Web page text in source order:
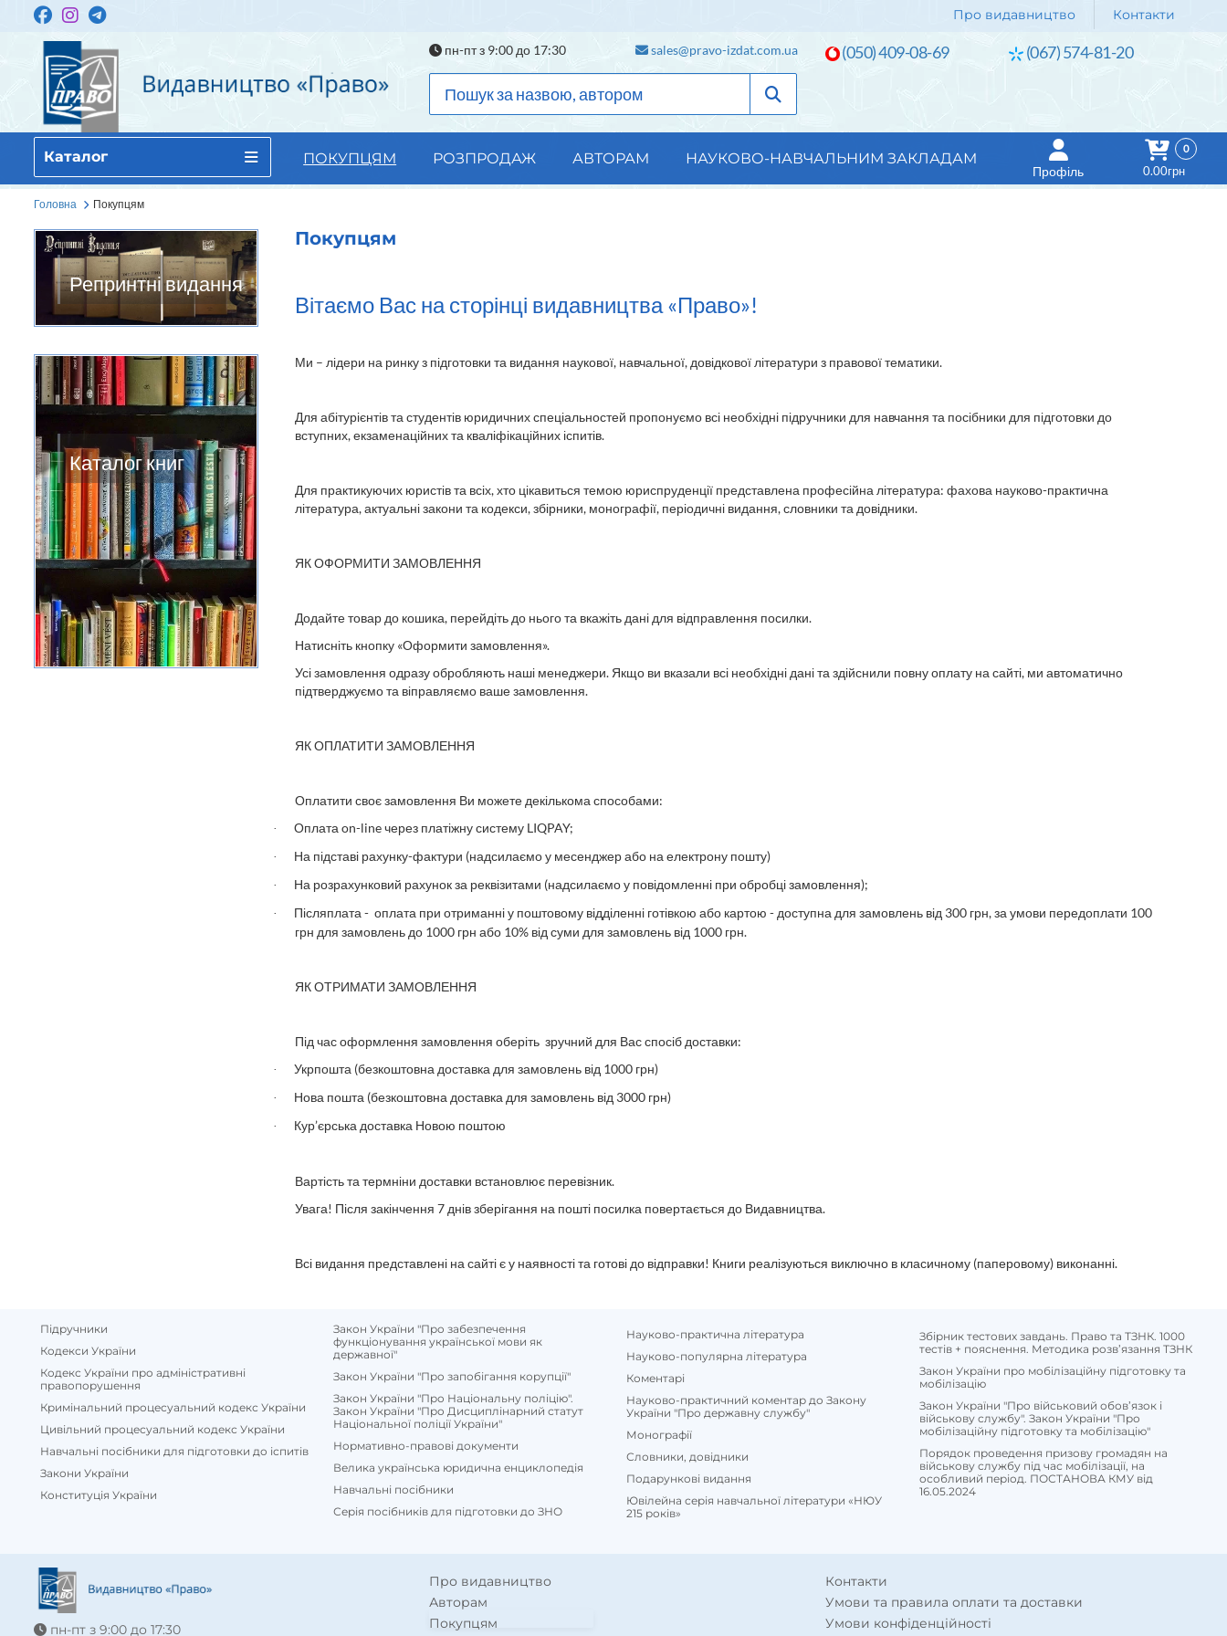
Про видавництво Контакти
пн-пт з 9:00 до 17:30 sales@pravo-izdat.com.ua (050) 409-08-69 (067) 574-81-20
Каталог ПОКУПЦЯМ РОЗПРОДАЖ АВТОРАМ НАУКОВО-НАВЧАЛЬНИМ ЗАКЛАДАМ
Профіль
0
0.00грн
Головна Покупцям
Репринтні видання
Каталог книг
Покупцям
Вітаємо Вас на сторінці видавництва «Право»!
Ми – лідери на ринку з підготовки та видання наукової, навчальної, довідкової літератури з правової тематики.
Для абітурієнтів та студентів юридичних спеціальностей пропонуємо всі необхідні підручники для навчання та посібники для підготовки до
вступних, екзаменаційних та кваліфікаційних іспитів.
Для практикуючих юристів та всіх, хто цікавиться темою юриспруденції представлена професійна література: фахова науково-практична
література, актуальні закони та кодекси, збірники, монографії, періодичні видання, словники та довідники.
ЯК ОФОРМИТИ ЗАМОВЛЕННЯ
Додайте товар до кошика, перейдіть до нього та вкажіть дані для відправлення посилки.
Натисніть кнопку «Оформити замовлення».
Усі замовлення одразу обробляють наші менеджери. Якщо ви вказали всі необхідні дані та здійснили повну оплату на сайті, ми автоматично
підтверджуємота віправляємо ваше замовлення.
ЯК ОПЛАТИТИ ЗАМОВЛЕННЯ
Оплатити своє замовлення Ви можете декількома способами:
· Оплата on-line через платіжну систему LIQPAY;
· На підставі рахунку-фактури (надсилаємо у месенджер або на електрону пошту)
· На розрахунковий рахунок за реквізитами (надсилаємо у повідомленні при обробці замовлення);
· Післяплата - оплата при отриманніу поштовому відділенні готівкою або картою - доступна для замовлень від 300 грн, за умови передоплати 100
грн для замовлень до 1000 грн або 10% від суми для замовлень від 1000 грн.
ЯК ОТРИМАТИ ЗАМОВЛЕННЯ
Під час оформлення замовлення оберіть зручний для Вас спосіб доставки:
· Укрпошта (безкоштовна доставка для замовлень від 1000 грн)
· Нова пошта (безкоштовна доставка для замовлень від 3000 грн)
· Кур’єрська доставка Новою поштою
Вартістьта термніни доставки встановлює перевізник.
Увага! Після закінчення 7 днів зберігання на пошті посилка повертається до Видавництва.
Всі видання представлені на сайті є у наявності та готові до відправки! Книги реалізуються виключно в класичному (паперовому) виконанні.
Підручники
Кодекси України
Кодекс України про адміністративні
правопорушення
Кримінальний процесуальний кодекс України
Цивільний процесуальний кодекс України
Навчальні посібники для підготовки до іспитів
Закони України
Конституція України
Закон України "Про забезпечення
функціонування української мови як
державної"
Закон України "Про запобігання корупції"
Закон України "Про Національну поліцію".
Закон України "Про Дисциплінарний статут
Національної поліції України"
Нормативно-правові документи
Велика українська юридична енциклопедія
Навчальні посібники
Серія посібників для підготовки до ЗНО
Науково-практична література
Науково-популярна література
Коментарі
Науково-практичний коментар до Закону
України "Про державну службу"
Монографії
Словники, довідники
Подарункові видання
Ювілейна серія навчальної літератури «НЮУ
215 років»
Збірник тестових завдань. Право та ТЗНК. 1000
тестів + пояснення. Методика розв’язання ТЗНК
Закон України про мобілізаційну підготовку та
мобілізацію
Закон України "Про військовий обов’язок і
військову службу". Закон України "Про
мобілізаційну підготовку та мобілізацію"
Порядок проведення призову громадян на
військову службу під час мобілізації, на
особливий період. ПОСТАНОВА КМУ від
16.05.2024
пн-пт з 9:00 до 17:30
Про видавництво
Авторам
Покупцям
Контакти
Умови та правила оплати та доставки
Умови конфіденційності